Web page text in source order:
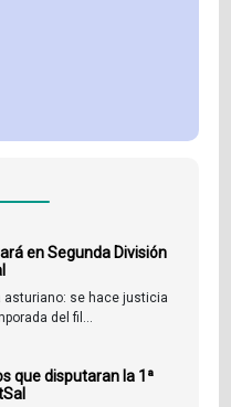
en Segunda División
asturiano: se hace justicia
del fil...
que disputaran la 1ª